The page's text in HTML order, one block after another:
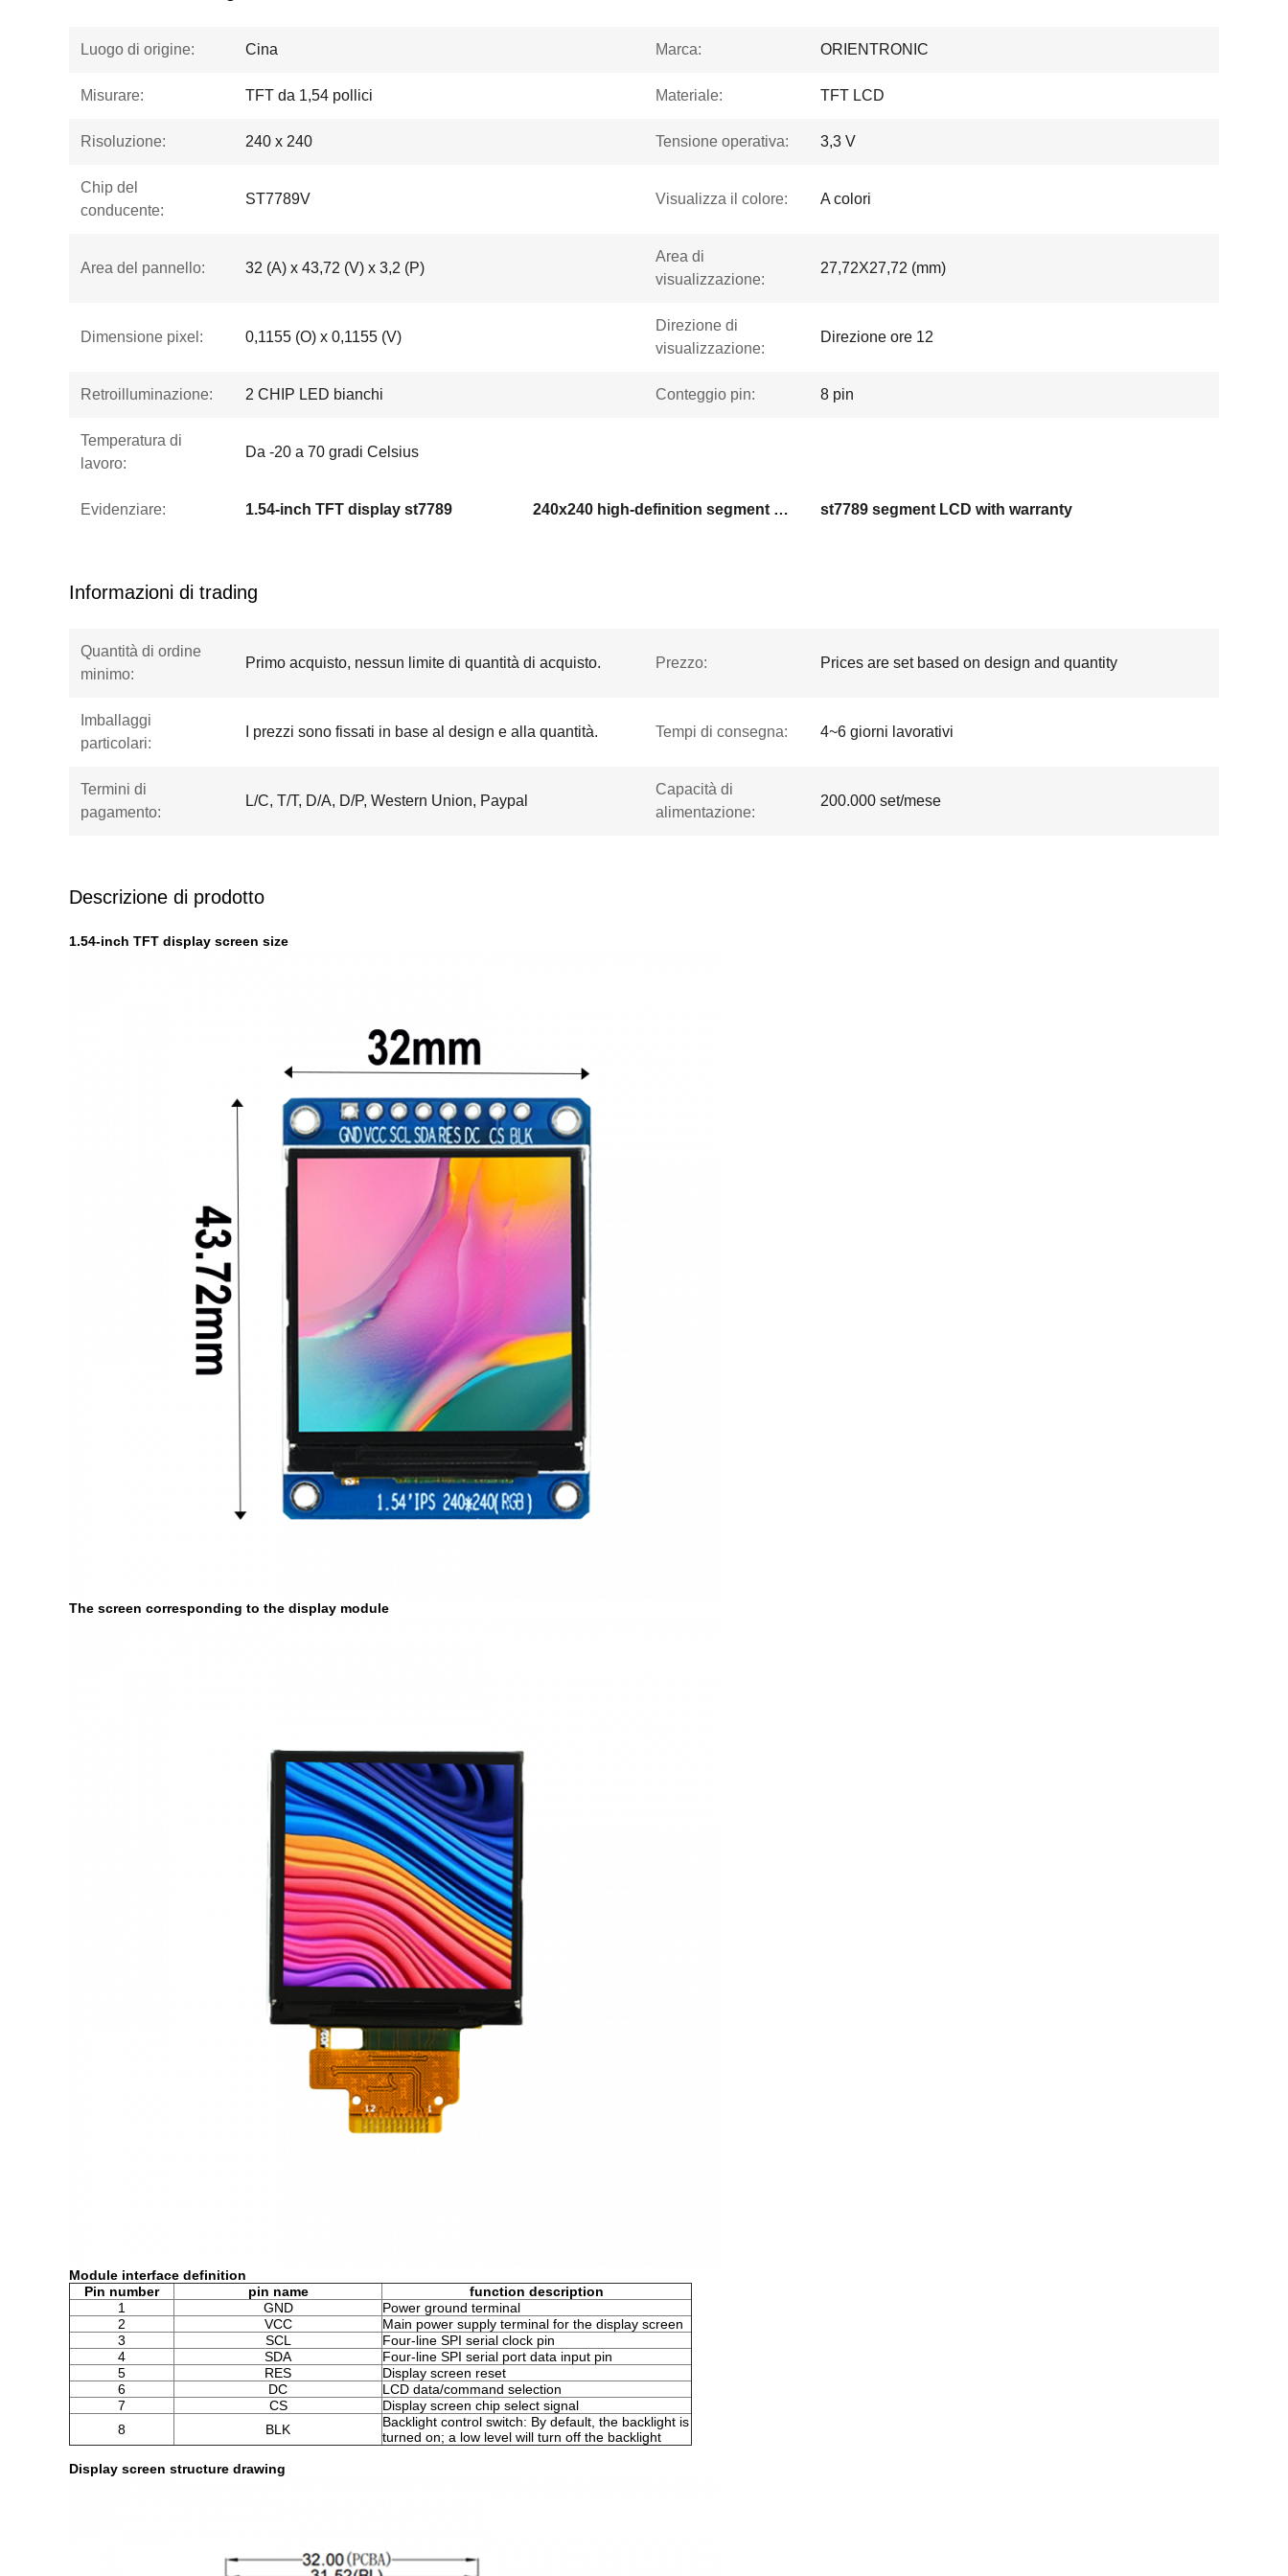
Luogo di origine: Cina Marca: ORIENTRONIC
Misurare: TFT da 1,54 pollici Materiale: TFT LCD
Risoluzione: 240 x 240 Tensione operativa: 3,3 V
Chip del
conducente:
ST7789V Visualizza il colore: A colori
Area del pannello: 32 (A) x 43,72 (V) x 3,2 (P)
Area di
visualizzazione:
27,72X27,72 (mm)
Dimensione pixel: 0,1155 (O) x 0,1155 (V)
Direzione di
visualizzazione:
Direzione ore 12
Retroilluminazione: 2 CHIP LED bianchi Conteggio pin: 8 pin
Temperatura di
lavoro:
Da -20 a 70 gradi Celsius
Evidenziare: 1.54-inch TFT display st7789 240x240 high-definition segment LCD st7789 segment LCD with warranty
Informazioni di trading
Quantità di ordine
minimo:
Primo acquisto, nessun limite di quantità di acquisto. Prezzo: Prices are set based on design and quantity
Imballaggi
particolari:
I prezzi sono fissati in base al design e alla quantità. Tempi di consegna: 4~6 giorni lavorativi
Termini di
pagamento:
L/C, T/T, D/A, D/P, Western Union, Paypal
Capacità di
alimentazione:
200.000 set/mese
Descrizione di prodotto
1.54-inch TFT display screen size
The screen corresponding to the display module
Module interface definition
Pin number
pin name
function description
1
GND
Power ground terminal
2
VCC
Main power supply terminal for the display screen
3
SCL
Four-line SPI serial clock pin
4
SDA
Four-line SPI serial port data input pin
5
RES
Display screen reset
6
DC
LCD data/command selection
7
CS
Display screen chip select signal
8
BLK
Backlight control switch: By default, the backlight is
turned on; a low level will turn off the backlight
Display screen structure drawing